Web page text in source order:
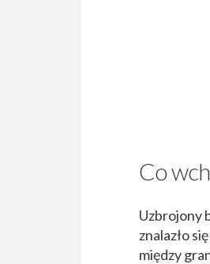
Co
Uzbrojony
znalazło
między